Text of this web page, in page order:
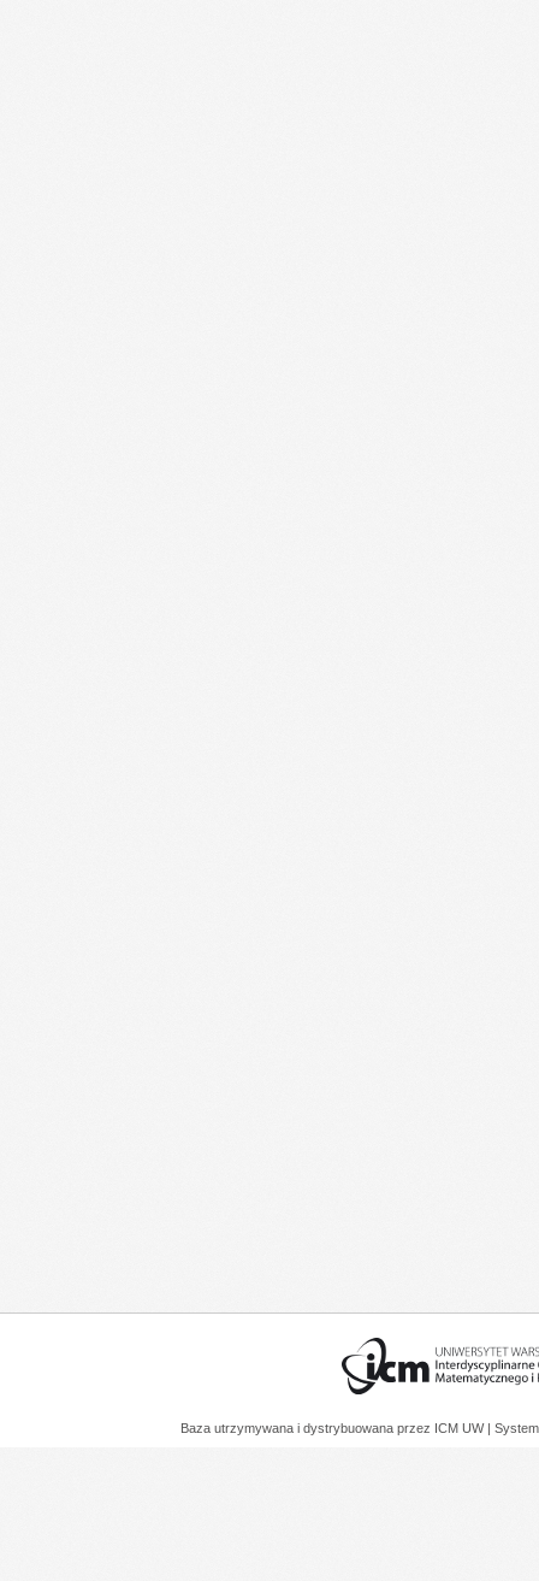
Baza utrzymywana i dystrybuowana przez ICM UW |